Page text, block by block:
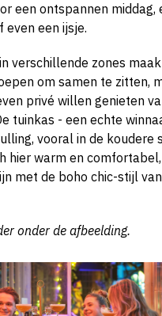
een ontspannen middag,
een ijsje.
verschillende zones
om samen te zitten,
privé willen genieten
tuinkas - een echte
vooral in de koudere
hier warm en
met de boho chic-stijl
onder de afbeelding.